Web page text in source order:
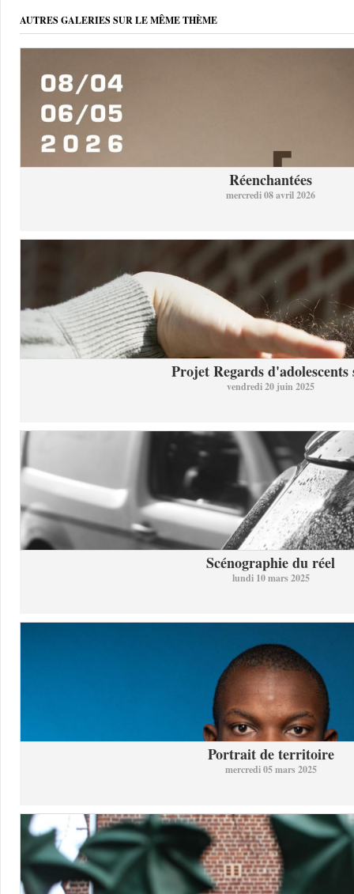
AUTRES GALERIES SUR LE MÊME THÈME
Réenchantées
mercredi 08 avril 2026
Projet Regards d'adolescents
vendredi 20 juin 2025
Scénographie du réel
lundi 10 mars 2025
Portrait de territoire
mercredi 05 mars 2025